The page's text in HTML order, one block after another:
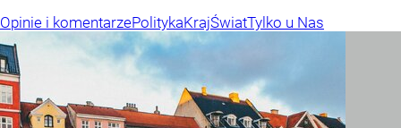
Opinie i komentarzePolitykaKrajŚwiatTylko u Nas